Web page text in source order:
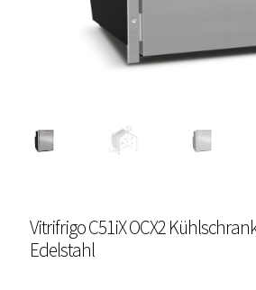
Einbau Kühlmöbel, externer
schwarz, lichtgrau
Kühl- Gefrierkombinationen
Weinkühlschränke
Vitrifrigo C51iX OCX2
Edelstahl